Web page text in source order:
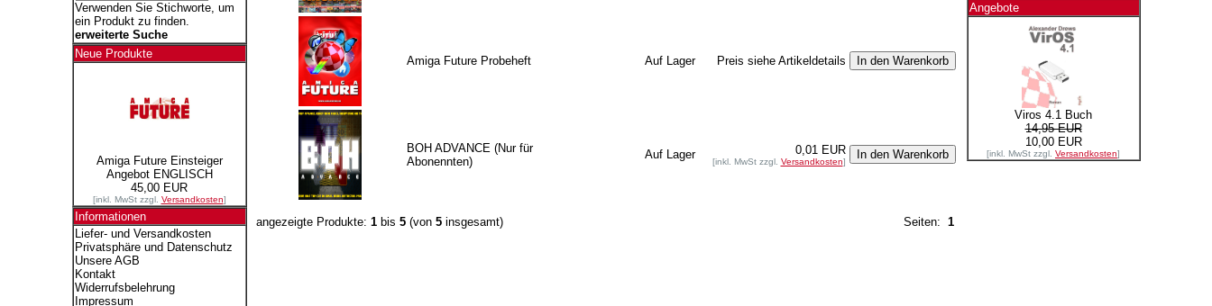
Verwenden Sie Stichworte, um
ein Produkt zu finden.
erweiterte Suche
Neue Produkte
Amiga Future Einsteiger
Angebot ENGLISCH
45,00 EUR
[inkl. MwSt zzgl. Versandkosten]
Informationen
Liefer- und Versandkosten
Privatsphäre und Datenschutz
Unsere AGB
Kontakt
Widerrufsbelehrung
Impressum
Amiga Future Probeheft Auf Lager Preis siehe Artikeldetails
BOH ADVANCE (Nur für
Abonennten)
Auf Lager 0,01 EUR
[inkl. MwSt zzgl. Versandkosten]
Seiten: 1
angezeigte Produkte: 1bis 5(von 5insgesamt)
Angebote
Viros 4.1 Buch
14,95 EUR
10,00 EUR
[inkl. MwSt zzgl. Versandkosten]